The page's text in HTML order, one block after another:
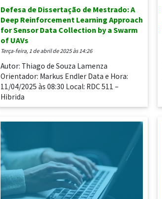
Defesa de Dissertação de Mestrado: A
Deep Reinforcement Learning Approach
for Sensor Data Collection by a Swarm
of UAVs
terça-feira, 1 de abril de 2025 às 14:26
Autor: Thiago de Souza Lamenza
Orientador: Markus Endler Data e Hora:
11/04/2025 às 08:30 Local: RDC 511 –
Hibrida